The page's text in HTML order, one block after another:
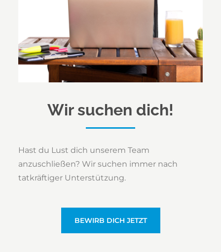
Wir suchen dich!
Hast du Lust dich unserem Team
anzuschließen? Wir suchen immer nach
tatkräftiger Unterstützung.
BEWIRB DICH JETZT